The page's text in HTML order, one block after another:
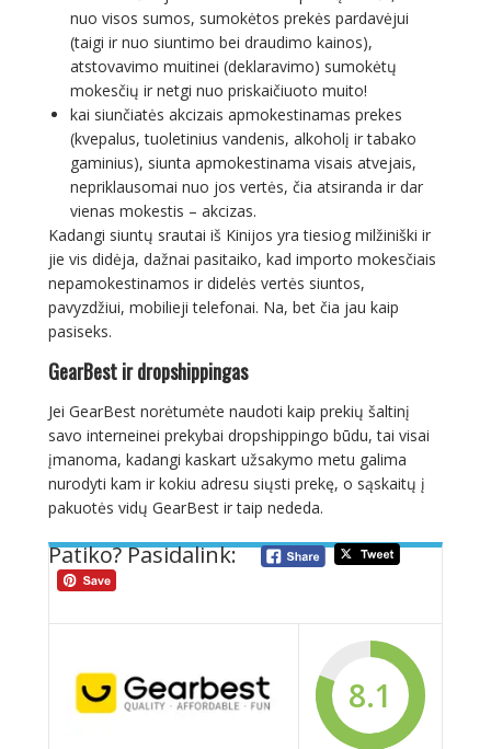
nuo visos sumos, sumokėtos prekės pardavėjui
(taigi ir nuo siuntimo bei draudimo kainos),
atstovavimo muitinei (deklaravimo) sumokėtų
mokesčių ir netgi nuo priskaičiuoto muito!
kai siunčiatės akcizais apmokestinamas prekes
(kvepalus, tuoletinius vandenis, alkoholį ir tabako
gaminius), siunta apmokestinama visais atvejais,
nepriklausomai nuo jos vertės, čia atsiranda ir dar
vienas mokestis – akcizas.
Kadangi siuntų srautai iš Kinijos yra tiesiog milžiniški ir
jie vis didėja, dažnai pasitaiko, kad importo mokesčiais
nepamokestinamos ir didelės vertės siuntos,
pavyzdžiui, mobilieji telefonai. Na, bet čia jau kaip
pasiseks.
GearBest ir dropshippingas
Jei GearBest norėtumėte naudoti kaip prekių šaltinį
savo interneinei prekybai dropshippingo būdu, tai visai
įmanoma, kadangi kaskart užsakymo metu galima
nurodyti kam ir kokiu adresu siųsti prekę, o sąskaitų į
pakuotės vidų GearBest ir taip nededa.
Patiko? Pasidalink:
8.1